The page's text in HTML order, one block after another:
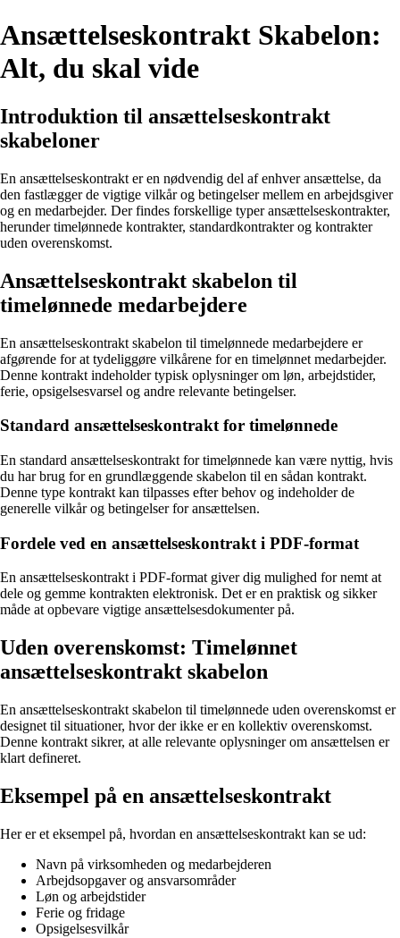
Ansættelseskontrakt Skabelon:
Alt, du skal vide
Introduktion til ansættelseskontrakt
skabeloner
En ansættelseskontrakt er en nødvendig del af enhver ansættelse, da
den fastlægger de vigtige vilkår og betingelser mellem en arbejdsgiver
og en medarbejder. Der findes forskellige typer ansættelseskontrakter,
herunder timelønnede kontrakter, standardkontrakter og kontrakter
uden overenskomst.
Ansættelseskontrakt skabelon til
timelønnede medarbejdere
En ansættelseskontrakt skabelon til timelønnede medarbejdere er
afgørende for at tydeliggøre vilkårene for en timelønnet medarbejder.
Denne kontrakt indeholder typisk oplysninger om løn, arbejdstider,
ferie, opsigelsesvarsel og andre relevante betingelser.
Standard ansættelseskontrakt for timelønnede
En standard ansættelseskontrakt for timelønnede kan være nyttig, hvis
du har brug for en grundlæggende skabelon til en sådan kontrakt.
Denne type kontrakt kan tilpasses efter behov og indeholder de
generelle vilkår og betingelser for ansættelsen.
Fordele ved en ansættelseskontrakt i PDF-format
En ansættelseskontrakt i PDF-format giver dig mulighed for nemt at
dele og gemme kontrakten elektronisk. Det er en praktisk og sikker
måde at opbevare vigtige ansættelsesdokumenter på.
Uden overenskomst: Timelønnet
ansættelseskontrakt skabelon
En ansættelseskontrakt skabelon til timelønnede uden overenskomst er
designet til situationer, hvor der ikke er en kollektiv overenskomst.
Denne kontrakt sikrer, at alle relevante oplysninger om ansættelsen er
klart defineret.
Eksempel på en ansættelseskontrakt
Her er et eksempel på, hvordan en ansættelseskontrakt kan se ud:
Navn på virksomheden og medarbejderen
Arbejdsopgaver og ansvarsområder
Løn og arbejdstider
Ferie og fridage
Opsigelsesvilkår